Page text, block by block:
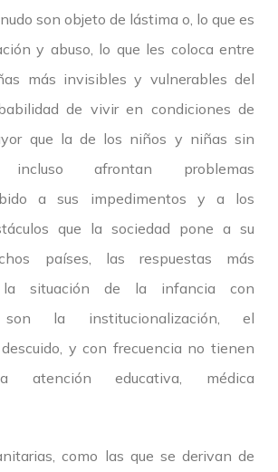
son objeto de lástima o, lo que es
y abuso, lo que les coloca entre
más invisibles y vulnerables del
de vivir en condiciones de
que la de los niños y niñas sin
incluso afrontan problemas
a sus impedimentos y a los
que la sociedad pone a su
países, las respuestas más
la situación de la infancia con
son la institucionalización, el
y con frecuencia no tienen
atención educativa, médica
como las que se derivan de